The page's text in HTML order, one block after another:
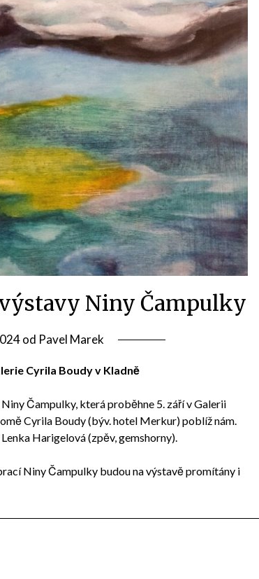
Niny Čampulky
od Pavel Marek
Cyrila Boudy v Kladně
Čampulky, která proběhne 5. září v Galerii
Cyrila Boudy (býv. hotel Merkur) poblíž nám.
Harigelová (zpěv, gemshorny).
Niny Čampulky budou na výstavě promítány i